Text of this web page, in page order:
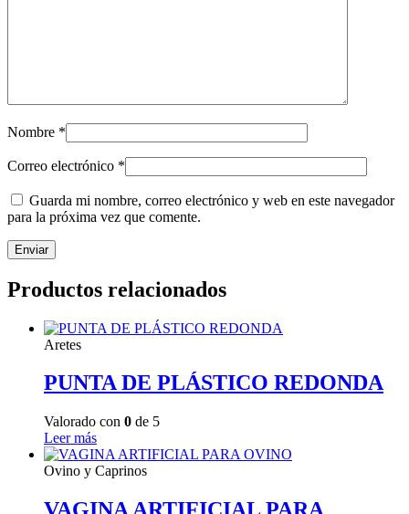
Nombre *
Correo electrónico *
Guarda mi nombre, correo electrónico y web en este navegador
para la próxima vez que comente.
Productos relacionados
Aretes
PUNTA DE PLÁSTICO REDONDA
Valorado con 0 de 5
Leer más
Ovino y Caprinos